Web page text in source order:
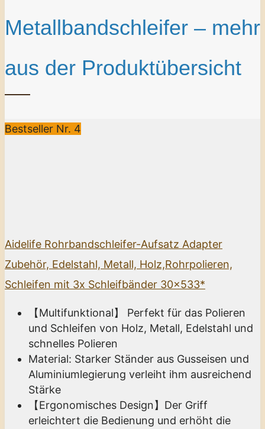
Metallbandschleifer – mehr
aus der Produktübersicht
Bestseller Nr. 4
Aidelife Rohrbandschleifer-Aufsatz Adapter
Zubehör, Edelstahl, Metall, Holz,Rohrpolieren,
Schleifen mit 3x Schleifbänder 30x533*
【Multifunktional】 Perfekt für das Polieren
und Schleifen von Holz, Metall, Edelstahl und
schnelles Polieren
Material: Starker Ständer aus Gusseisen und
Aluminiumlegierung verleiht ihm ausreichend
Stärke
【Ergonomisches Design】Der Griff
erleichtert die Bedienung und erhöht die